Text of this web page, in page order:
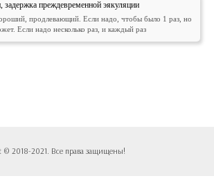
задержка преждевременной эякуляции
продлевающий. Если надо, чтобы было 1 раз, но
Если надо несколько раз, и каждый раз
© 2018-2021. Все права защищены!